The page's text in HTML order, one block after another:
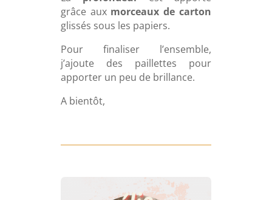
grâce aux morceaux de carton
glissés sous les papiers.
Pour finaliser l’ensemble,
j’ajoute des paillettes pour
apporter un peu de brillance.
A bientôt,